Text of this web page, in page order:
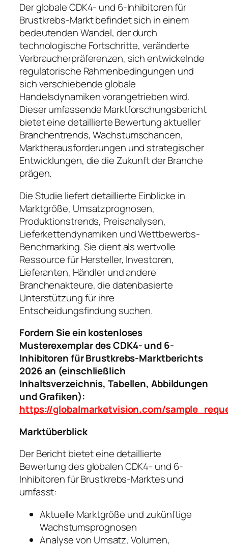
Der globale CDK4- und 6-Inhibitoren für
Brustkrebs-Markt befindet sich in einem
bedeutenden Wandel, der durch
technologische Fortschritte, veränderte
Verbraucherpräferenzen, sich entwickelnde
regulatorische Rahmenbedingungen und
sich verschiebende globale
Handelsdynamiken vorangetrieben wird.
Dieser umfassende Marktforschungsbericht
bietet eine detaillierte Bewertung aktueller
Branchentrends, Wachstumschancen,
Marktherausforderungen und strategischer
Entwicklungen, die die Zukunft der Branche
prägen.
Die Studie liefert detaillierte Einblicke in
Marktgröße, Umsatzprognosen,
Produktionstrends, Preisanalysen,
Lieferkettendynamiken und Wettbewerbs-
Benchmarking. Sie dient als wertvolle
Ressource für Hersteller, Investoren,
Lieferanten, Händler und andere
Branchenakteure, die datenbasierte
Unterstützung für ihre
Entscheidungsfindung suchen.
Fordern Sie ein kostenloses
Musterexemplar des CDK4- und 6-
Inhibitoren für Brustkrebs-Marktberichts
2026 an (einschließlich
Inhaltsverzeichnis, Tabellen, Abbildungen
und Grafiken):
https://globalmarketvision.com/
Marktüberblick
Der Bericht bietet eine detaillierte
Bewertung des globalen CDK4- und 6-
Inhibitoren für Brustkrebs-Marktes und
umfasst:
Aktuelle Marktgröße und zukünftige
Wachstumsprognosen
Analyse von Umsatz, Volumen,